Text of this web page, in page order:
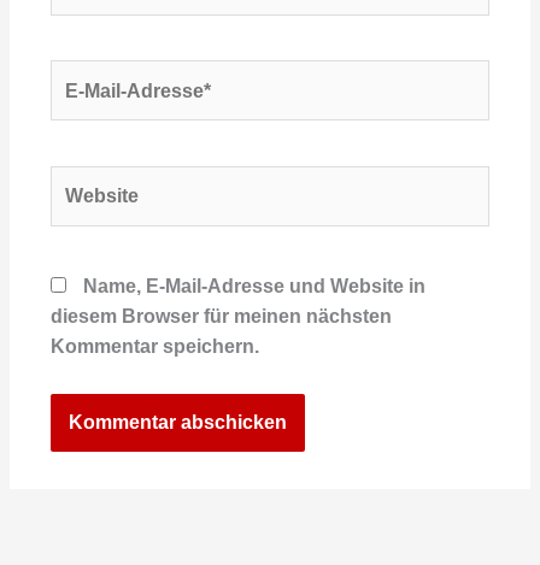
Mail-
Name, E-Mail-Adresse und Website in
diesem Browser für meinen nächsten
Kommentar speichern.